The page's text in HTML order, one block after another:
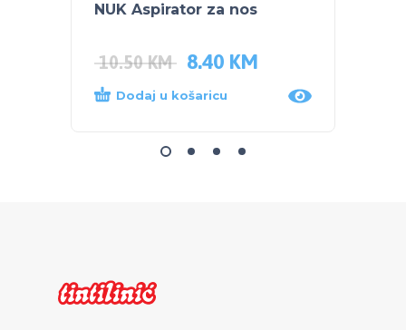
NUK Aspirator za nos
10.50KM 8.40 KM
Dodaj u košaricu